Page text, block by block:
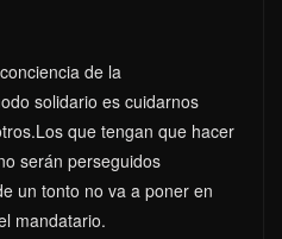
de la
solidario es cuidarnos
que tengan que hacer
serán perseguidos
un tonto no va a poner en
mandatario.